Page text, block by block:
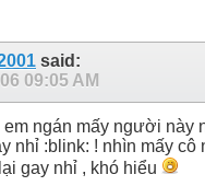
said:
09:05 AM
em ngán mấy người này
nhỉ :blink: ! nhìn mấy cô
gay nhỉ , khó hiểu